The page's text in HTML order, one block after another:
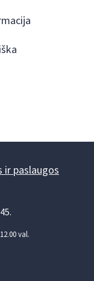
ir paslaugos
val.